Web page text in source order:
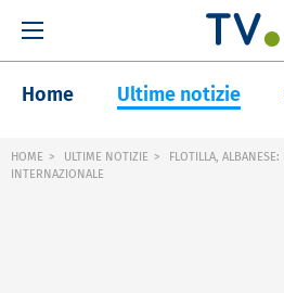
Home Ultime notizie
HOME ULTIME NOTIZIE
FLOTILLA,
INTERNAZIONALE